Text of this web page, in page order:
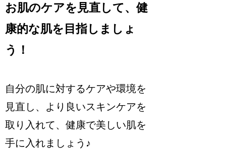
お肌のケアを見直して、健
康的な肌を目指しましょ
う！
自分の肌に対するケアや環境を
見直し、より良いスキンケアを
取り入れて、健康で美しい肌を
手に入れましょう♪